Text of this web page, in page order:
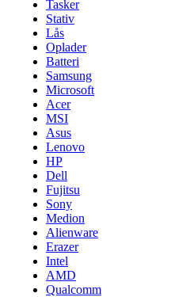
Tasker
Stativ
Lås
Oplader
Batteri
Samsung
Microsoft
Acer
MSI
Asus
Lenovo
HP
Dell
Fujitsu
Sony
Medion
Alienware
Erazer
Intel
AMD
Qualcomm